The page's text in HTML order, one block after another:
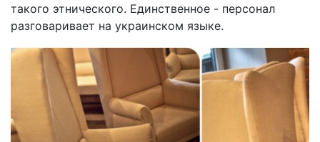
такого этнического. Единственное - персонал
разговаривает на украинском языке.